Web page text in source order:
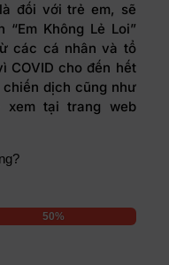
đối với trẻ em, sẽ
Không Lẻ Loi”
các cá nhân và tổ
COVID cho đến hết
dịch cũng như
tại trang web
50%